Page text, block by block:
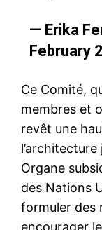
— Erika
February
Ce Comité,
membres et
revêt une
l’architecture
Organe
des Nations
formuler des
encourager